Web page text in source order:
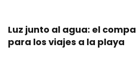
Luz junto al agua: el
para los viajes a la playa